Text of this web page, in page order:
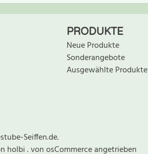
PRODUKTE
Neue Produkte
Sonderangebote
Ausgewählte Produkte
Seiffen.de.
holbi.von osCommerceangetrieben